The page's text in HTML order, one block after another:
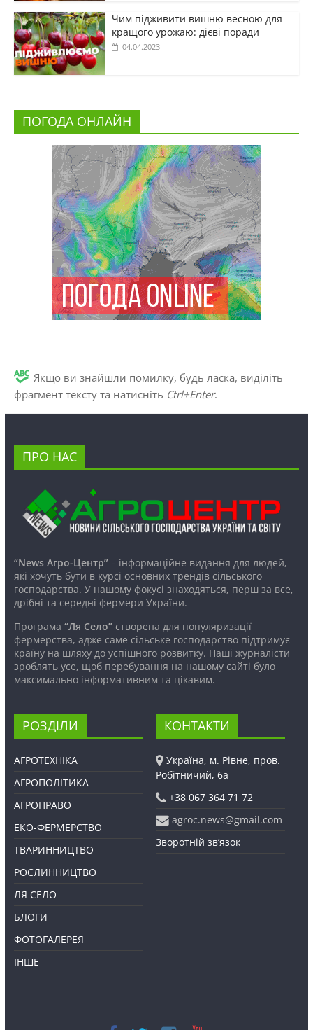
Чим підживити вишню весною для
кращого урожаю: дієві поради
04.04.2023
ПОГОДА ОНЛАЙН
Якщо ви знайшли помилку, будь ласка, виділіть
фрагмент тексту та натисніть Ctrl+Enter.
ПРО НАС
“News Агро-Центр”– інформаційне видання для людей,
які хочуть бути в курсі основних трендів сільського
господарства. У нашому фокусі знаходяться, перш за все,
дрібні та середні фермери України.
Програма “Ля Село”створена для популяризації
фермерства, адже саме сільське господарство підтримує
країну на шляху до успішного розвитку. Наші журналісти
зроблять усе, щоб перебування на нашому сайті було
максимально інформативним та цікавим.
РОЗДІЛИ
АГРОТЕХНІКА
АГРОПОЛІТИКА
АГРОПРАВО
ЕКО-ФЕРМЕРСТВО
ТВАРИННИЦТВО
РОСЛИННИЦТВО
ЛЯ СЕЛО
БЛОГИ
ФОТОГАЛЕРЕЯ
ІНШЕ
КОНТАКТИ
Україна, м. Рівне, пров.
Робітничий, 6а
+38 067 364 71 72
agroc.news@gmail.com
Зворотній зв’язок